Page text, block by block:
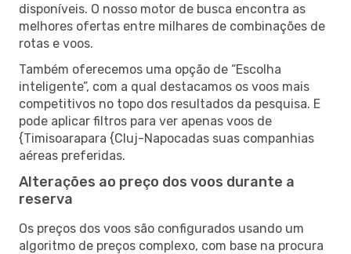
disponíveis. O nosso motor de busca encontra as
melhores ofertas entre milhares de combinações de
rotas e voos.
Também oferecemos uma opção de “Escolha
inteligente”, com a qual destacamos os voos mais
competitivos no topo dos resultados da pesquisa. E
pode aplicar filtros para ver apenas voos de
{Timisoarapara {Cluj-Napocadas suas companhias
aéreas preferidas.
Alterações ao preço dos voos durante a
reserva
Os preços dos voos são configurados usando um
algoritmo de preços complexo, com base na procura